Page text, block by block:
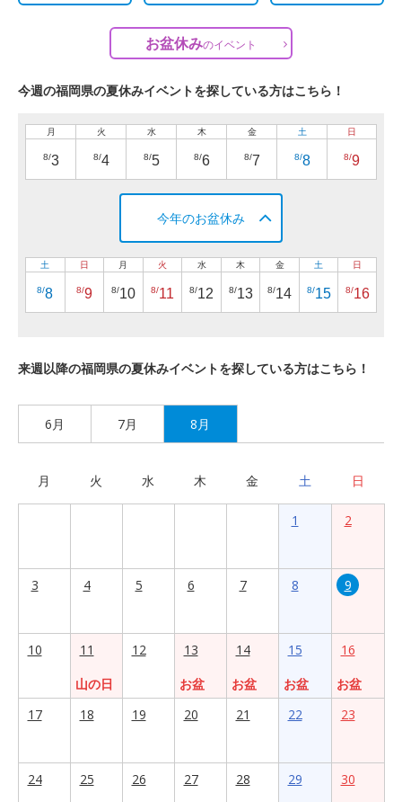
お盆休みのイベント
今週の福岡県の夏休みイベントを探している方はこちら！
月
8/3
火
8/4
水
8/5
木
8/6
金
8/7
土
8/8
日
8/9
今年のお盆休み
土
8/8
日
8/9
月
8/10
火
8/11
水
8/12
木
8/13
金
8/14
土
8/15
日
8/16
来週以降の福岡県の夏休みイベントを探している方はこちら！
6月 7月 8月
月 火 水 木 金 土 日
1 2
3 4 5 6 7 8 9
10
11
山の日
12
13
お盆
14
お盆
15
お盆
16
お盆
17
18 19 20 21 22 23
24 25 26 27 28 29 30